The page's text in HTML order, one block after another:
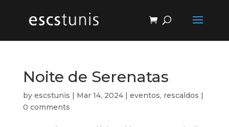
Noite de Serenatas
by escstunis | Mar 14, 2024| eventos, rescaldos |
0 comments